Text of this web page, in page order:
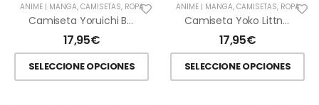
ANIME | MANGA, CAMISETAS, ROPA
Camiseta Yoruichi Bleach
17,95€
SELECCIONE OPCIONES
ANIME | MANGA, CAMISETAS, ROPA
Camiseta Yoko Littner Gurren Lagan
17,95€
SELECCIONE OPCIONES